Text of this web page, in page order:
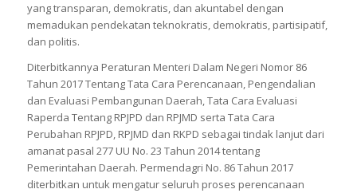
yang transparan, demokratis, dan akuntabel dengan
memadukan pendekatan teknokratis, demokratis, partisipatif,
dan politis.
Diterbitkannya Peraturan Menteri Dalam Negeri Nomor 86
Tahun 2017 Tentang Tata Cara Perencanaan, Pengendalian
dan Evaluasi Pembangunan Daerah, Tata Cara Evaluasi
Raperda Tentang RPJPD dan RPJMD serta Tata Cara
Perubahan RPJPD, RPJMD dan RKPD sebagai tindak lanjut dari
amanat pasal 277 UU No. 23 Tahun 2014 tentang
Pemerintahan Daerah. Permendagri No. 86 Tahun 2017
diterbitkan untuk mengatur seluruh proses perencanaan